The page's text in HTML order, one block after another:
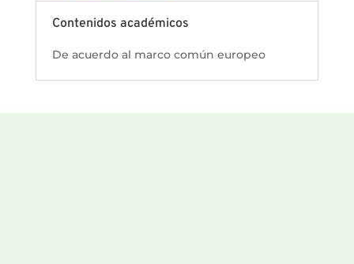
Contenidos académicos
De acuerdo al marco común europeo